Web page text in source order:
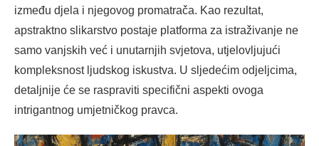
između djela i njegovog promatrača. Kao rezultat,
apstraktno slikarstvo postaje platforma za istraživanje ne
samo vanjskih već i unutarnjih svjetova, utjelovljujući
kompleksnost ljudskog iskustva. U sljedećim odjeljcima,
detaljnije će se raspraviti specifični aspekti ovoga
intrigantnog umjetničkog pravca.